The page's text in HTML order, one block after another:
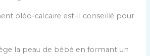
oléo-calcaire est-il conseillé pour
la peau de bébé en formant un